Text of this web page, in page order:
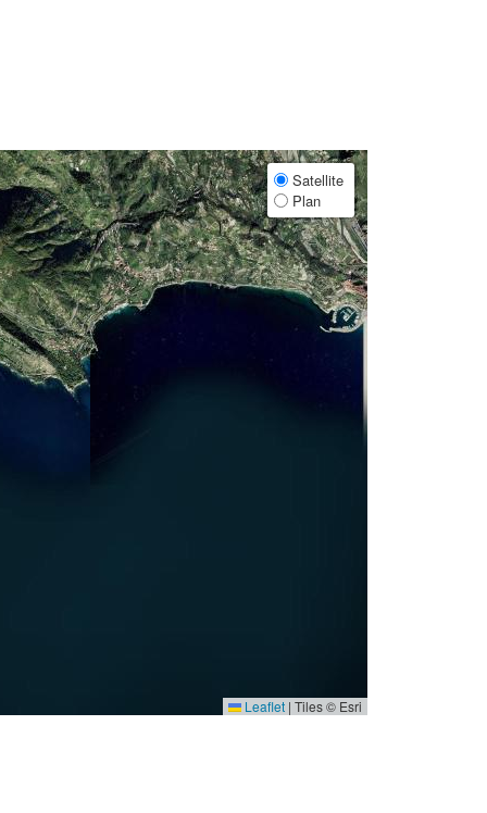
Satellite
Plan
Leaflet | Tiles © Esri